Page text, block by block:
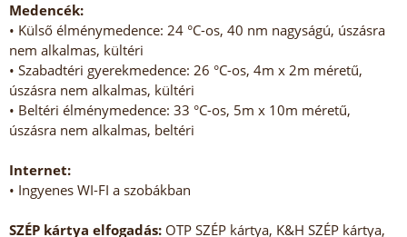
Medencék:
• Külső élménymedence: 24 °C-os, 40 nm nagyságú, úszásra
nem alkalmas, kültéri
• Szabadtéri gyerekmedence: 26 °C-os, 4m x 2m méretű,
úszásra nem alkalmas, kültéri
• Beltéri élménymedence: 33 °C-os, 5m x 10m méretű,
úszásra nem alkalmas, beltéri
Internet:
• Ingyenes WI-FI a szobákban
SZÉP kártya elfogadás: OTP SZÉP kártya, K&H SZÉP kártya,